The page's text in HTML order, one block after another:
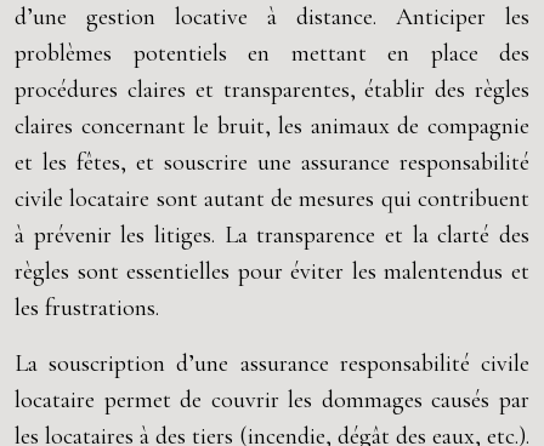
d’une gestion locative à distance. Anticiper les
problèmes potentiels en mettant en place des
procédures claires et transparentes, établir des règles
claires concernant le bruit, les animaux de compagnie
et les fêtes, et souscrire une assurance responsabilité
civile locataire sont autant de mesures qui contribuent
à prévenir les litiges. La transparence et la clarté des
règles sont essentielles pour éviter les malentendus et
les frustrations.
La souscription d’une assurance responsabilité civile
locataire permet de couvrir les dommages causés par
les locataires à des tiers (incendie, dégât des eaux, etc.).